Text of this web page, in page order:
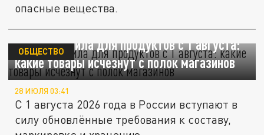
опасные вещества.
Новые правила для продуктов с 1 августа:
какие товары исчезнут с полок магазинов
ОБЩЕСТВО
28 ИЮЛЯ 03:41
С 1 августа 2026 года в России вступают в
силу обновлённые требования к составу,